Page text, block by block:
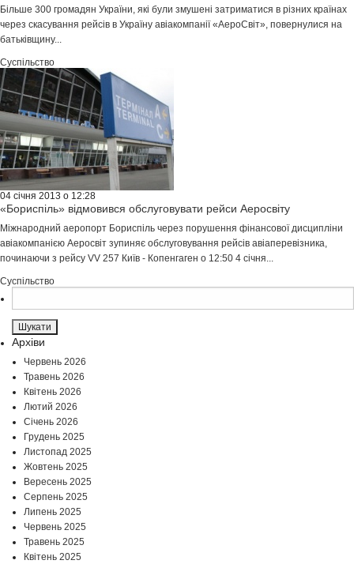
Більше 300 громадян України, які були змушені затриматися в різних країнах
через скасування рейсів в Україну авіакомпанії «АероСвіт», повернулися на
батьківщину...
Суспільство
04 січня 2013 о 12:28
«Бориспіль» відмовився обслуговувати рейси Аеросвіту
Міжнародний аеропорт Бориспіль через порушення фінансової дисципліни
авіакомпанією Аеросвіт зупиняє обслуговування рейсів авіаперевізника,
починаючи з рейсу VV 257 Київ - Копенгаген о 12:50 4 січня...
Суспільство
Архіви
Червень 2026
Травень 2026
Квітень 2026
Лютий 2026
Січень 2026
Грудень 2025
Листопад 2025
Жовтень 2025
Вересень 2025
Серпень 2025
Липень 2025
Червень 2025
Травень 2025
Квітень 2025